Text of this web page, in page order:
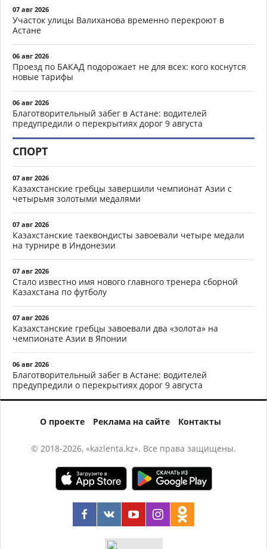
07 авг 2026
Участок улицы Валиханова временно перекроют в
Астане
06 авг 2026
Проезд по БАКАД подорожает не для всех: кого коснутся
новые тарифы
06 авг 2026
Благотворительный забег в Астане: водителей
предупредили о перекрытиях дорог 9 августа
СПОРТ
07 авг 2026
Казахстанские гребцы завершили чемпионат Азии с
четырьмя золотыми медалями
07 авг 2026
Казахстанские таеквондисты завоевали четыре медали
на турнире в Индонезии
07 авг 2026
Стало известно имя нового главного тренера сборной
Казахстана по футболу
07 авг 2026
Казахстанские гребцы завоевали два «золота» на
чемпионате Азии в Японии
06 авг 2026
Благотворительный забег в Астане: водителей
предупредили о перекрытиях дорог 9 августа
О проекте Реклама на сайте Контакты
© 2018-2026, «kazlenta.kz». Все права защищены.